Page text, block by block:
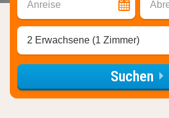
Anreise
2 Erwachsene (1 Zimmer)
Suchen